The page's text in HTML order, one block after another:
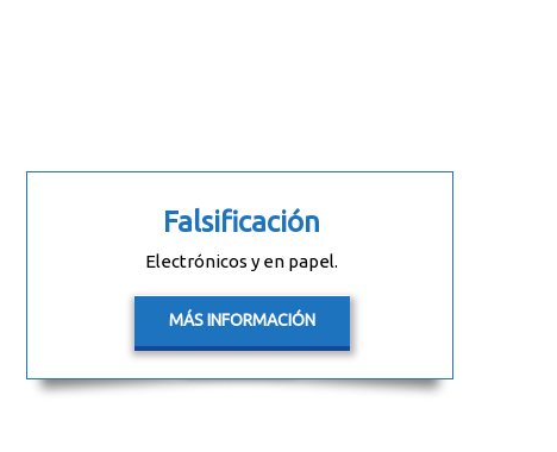
Falsificación
Electrónicos y en papel.
MÁS INFORMACIÓN